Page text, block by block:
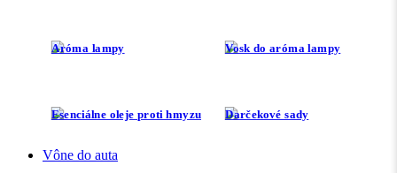
Aróma lampy Vosk do aróma lampy
Esenciálne oleje proti hmyzu Darčekové sady
Vône do auta